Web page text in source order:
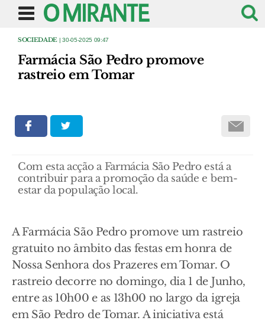
SOCIEDADE | 30-05-2025 09:47
Farmácia São Pedro promove
rastreio em Tomar
Com esta acção a Farmácia São Pedro está a
contribuir para a promoção da saúde e bem-
estar da população local.
A Farmácia São Pedro promove um rastreio
gratuito no âmbito das festas em honra de
Nossa Senhora dos Prazeres em Tomar. O
rastreio decorre no domingo, dia 1 de Junho,
entre as 10h00 e as 13h00 no largo da igreja
em São Pedro de Tomar. A iniciativa está